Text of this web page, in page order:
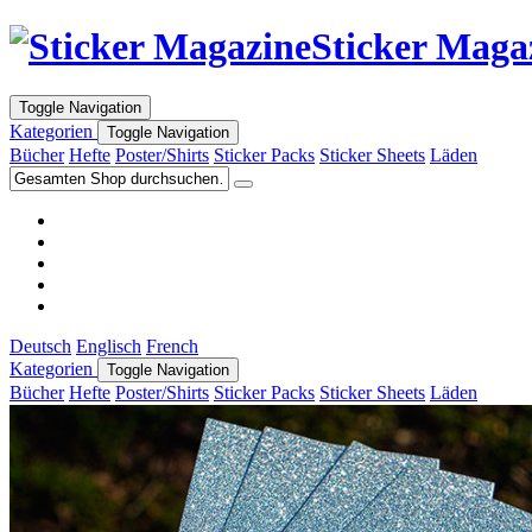
Sticker
Toggle Navigation
Kategorien Toggle Navigation
Bücher Hefte Poster/Shirts Sticker Packs Sticker Sheets Läden
Deutsch Englisch French
Kategorien
Toggle Navigation
Bücher Hefte Poster/Shirts Sticker Packs Sticker Sheets Läden